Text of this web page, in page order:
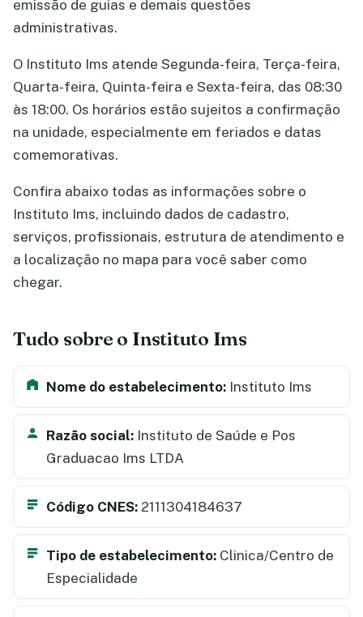
emissão de guias e demais questões
administrativas.
O Instituto Ims atende Segunda-feira, Terça-feira,
Quarta-feira, Quinta-feira e Sexta-feira, das 08:30
às 18:00. Os horários estão sujeitos a confirmação
na unidade, especialmente em feriados e datas
comemorativas.
Confira abaixo todas as informações sobre o
Instituto Ims, incluindo dados de cadastro,
serviços, profissionais, estrutura de atendimento e
a localização no mapa para você saber como
chegar.
Tudo sobre o Instituto Ims
Nome do estabelecimento: Instituto Ims
Razão social: Instituto de Saúde e Pos
Graduacao Ims LTDA
Código CNES: 2111304184637
Tipo de estabelecimento: Clinica/Centro de
Especialidade